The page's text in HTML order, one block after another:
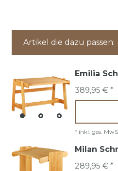
Artikel die dazu passen:
Emilia
389,95 € *
* inkl. ges.
Milan
289,95 € *